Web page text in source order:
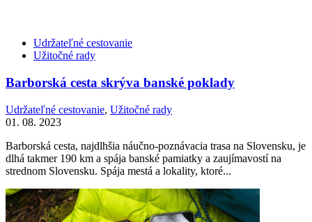
Udržateľné cestovanie
Užitočné rady
Barborská cesta skrýva banské poklady
Udržateľné cestovanie, Užitočné rady
01. 08. 2023
Barborská cesta, najdlhšia náučno-poznávacia trasa na Slovensku, je
dlhá takmer 190 km a spája banské pamiatky a zaujímavostí na
strednom Slovensku. Spája mestá a lokality, ktoré...